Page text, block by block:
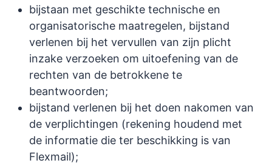
bijstaan met geschikte technische en
organisatorische maatregelen, bijstand
verlenen bij het vervullen van zijn plicht
inzake verzoeken om uitoefening van de
rechten van de betrokkene te
beantwoorden;
bijstand verlenen bij het doen nakomen van
de verplichtingen (rekening houdend met
de informatie die ter beschikking is van
Flexmail);